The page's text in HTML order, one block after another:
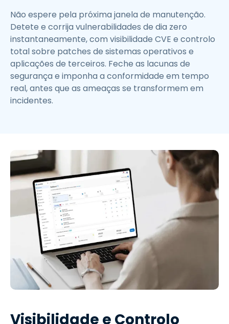
Não espere pela próxima janela de manutenção.
Detete e corrija vulnerabilidades de dia zero
instantaneamente, com visibilidade CVE e controlo
total sobre patches de sistemas operativos e
aplicações de terceiros. Feche as lacunas de
segurança e imponha a conformidade em tempo
real, antes que as ameaças se transformem em
incidentes.
Visibilidade e Controlo